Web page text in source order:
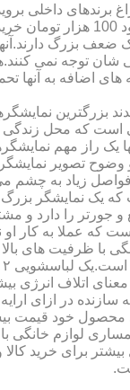
برندهای داخلی
داخلی را می توانید با حدود
بزرگ
شان توجه نمی
اضافه به آنها
بزرگترین
است که محل زندگی
راز مهم
وضوح تصویر
زیاد به چشم می
یک نمایشگر
جورتر را دارد و
که عملا به کار او
با ظرفیت های
تنها به معنای اتلاف
سازنده در ازای
محصول خود قیمت
لوازم خانگی
برای خرید